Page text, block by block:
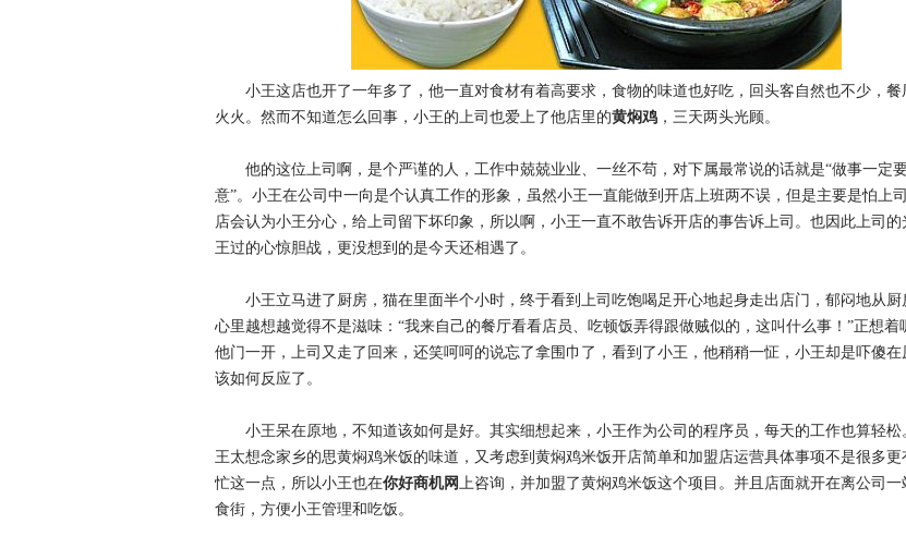
小王这店也开了一年多了，他一直对食材有着高要求，食物的味道也好吃，回头客自然也不少，餐
火火。然而不知道怎么回事，小王的上司也爱上了他店里的黄焖鸡 ，三天两头光顾。
他的这位上司啊，是个严谨的人，工作中兢兢业业、一丝不苟，对下属最常说的话就是“做事一定
意”。小王在公司中一向是个认真工作的形象，虽然小王一直能做到开店上班两不误，但是主要是怕上
店会认为小王分心，给上司留下坏印象，所以啊，小王一直不敢告诉开店的事告诉上司。也因此上司的
王过的心惊胆战，更没想到的是今天还相遇了。
小王立马进了厨房，猫在里面半个小时，终于看到上司吃饱喝足开心地起身走出店门，郁闷地从厨
心里越想越觉得不是滋味：“我来自己的餐厅看看店员、吃顿饭弄得跟做贼似的，这叫什么事！”正想着
他门一开，上司又走了回来，还笑呵呵的说忘了拿围巾了，看到了小王，他稍稍一怔，小王却是吓傻在
该如何反应了。
小王呆在原地，不知道该如何是好。其实细想起来，小王作为公司的程序员，每天的工作也算轻松
王太想念家乡的思黄焖鸡米饭的味道，又考虑到黄焖鸡米饭开店简单和加盟店运营具体事项不是很多更
忙这一点，所以小王也在你好商机网上咨询，并加盟了黄焖鸡米饭这个项目。并且店面就开在离公司一
食街，方便小王管理和吃饭。